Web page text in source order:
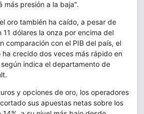
más presión a la baja".
oro también ha caído, a pesar de
11 dólares la onza por encima del
comparación con el PIB del país, el
crecido dos veces más rápido en
indica el departamento de
y opciones de oro, los operadores
sus apuestas netas sobre los